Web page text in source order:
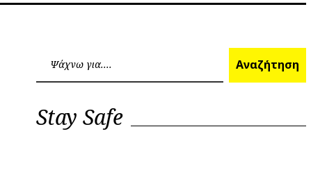
Αναζήτηση
Stay Safe